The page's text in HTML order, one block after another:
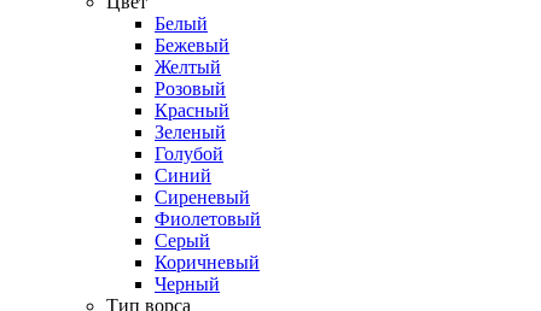
Белый
Бежевый
Желтый
Розовый
Красный
Зеленый
Голубой
Синий
Сиреневый
Фиолетовый
Серый
Коричневый
Черный
Тип ворса